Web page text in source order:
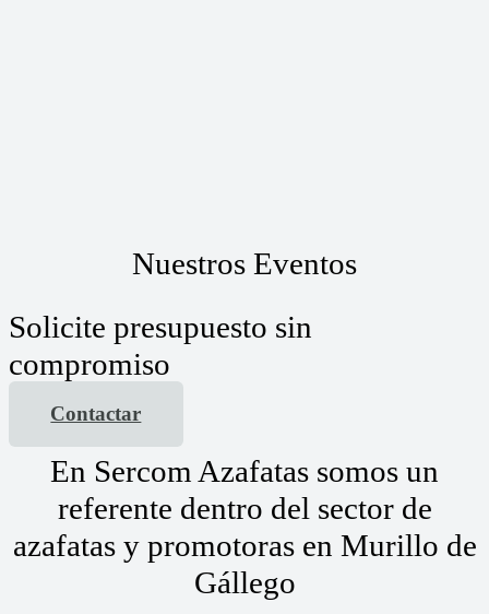
Nuestros Eventos
Solicite presupuesto sin
compromiso
Contactar
En Sercom Azafatas somos un
referente dentro del sector de
azafatas y promotoras en Murillo de
Gállego